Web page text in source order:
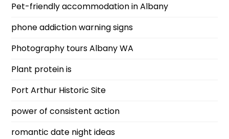
Pet-friendly accommodation in Albany
phone addiction warning signs
Photography tours Albany WA
Plant protein is
Port Arthur Historic Site
power of consistent action
romantic date night ideas